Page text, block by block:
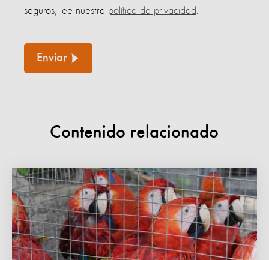
seguros, lee nuestra política de privacidad.
Enviar
Contenido relacionado